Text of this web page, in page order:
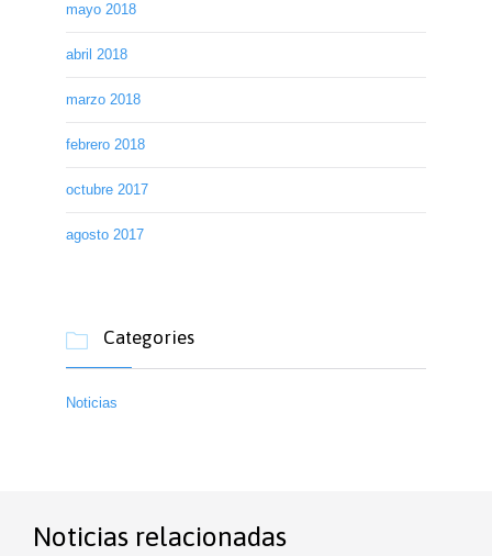
mayo 2018
abril 2018
marzo 2018
febrero 2018
octubre 2017
agosto 2017
 Categories
Noticias
Noticias relacionadas